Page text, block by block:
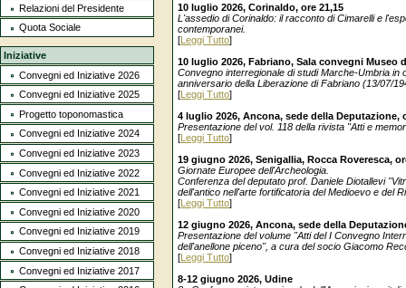
Relazioni del Presidente
Quota Sociale
Iniziative
Convegni ed Iniziative 2026
Convegni ed Iniziative 2025
Progetto toponomastica
Convegni ed Iniziative 2024
Convegni ed Iniziative 2023
Convegni ed Iniziative 2022
Convegni ed Iniziative 2021
Convegni ed Iniziative 2020
Convegni ed Iniziative 2019
Convegni ed Iniziative 2018
Convegni ed Iniziative 2017
10 luglio 2026, Corinaldo, ore 21,15
L'assedio di Corinaldo: il racconto di Cimarelli e
contemporanei.
[Leggi Tutto]
10 luglio 2026, Fabriano, Sala convegni Museo
Convegno interregionale di studi Marche-Umbria in
anniversario della Liberazione di Fabriano (13/07/
[Leggi Tutto]
4 luglio 2026, Ancona, sede della Deputazione,
Presentazione del vol. 118 della rivista "Atti e
[Leggi Tutto]
19 giugno 2026, Senigallia, Rocca Roveresca,
Giornate Europee dell'Archeologia.
Conferenza del deputato prof. Daniele Diotallevi
dell'antico nell'arte fortificatoria del Medioevo e del
[Leggi Tutto]
12 giugno 2026, Ancona, sede della
Presentazione del volume "Atti del I Convegno
dell'anellone piceno", a cura del socio Giacomo
[Leggi Tutto]
8-12 giugno 2026, Udine